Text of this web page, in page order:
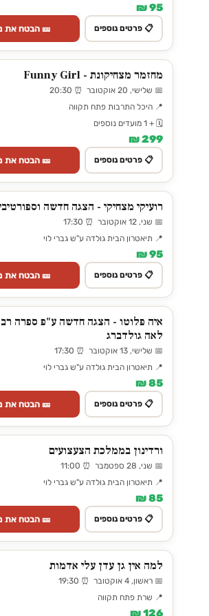
95 ₪
📋 פרטים נוספים 🎫 הבטח את
מחזמר מצחיקונת - Funny Girl
📅 שלישי, 20 אוקטובר ⏰ 20:30
📍 היכל התרבות פתח תקווה
🗓️ + 1 מועדים נוספים
299 ₪
📋 פרטים נוספים 🎫 הבטח את
רועיקי מצחיקי - הצגה חדשה
📅 שני, 12 אוקטובר ⏰ 17:30
📍 תיאטרון הבית גולדה ע"ש גברי לוי
95 ₪
📋 פרטים נוספים 🎫 הבטח את
איה פלוטו - הצגה חדשה ע"פ ספרה
לאה גולדברג
📅 שלישי, 13 אוקטובר ⏰ 17:30
📍 תיאטרון הבית גולדה ע"ש גברי לוי
85 ₪
📋 פרטים נוספים 🎫 הבטח את
ורדינון בממלכת הצעצועים
📅 שני, 28 ספטמבר ⏰ 11:00
📍 תיאטרון הבית גולדה ע"ש גברי לוי
85 ₪
📋 פרטים נוספים 🎫 הבטח את
למה אין גן עדן עלי אדמות
📅 ראשון, 4 אוקטובר ⏰ 19:30
📍 שרת פתח תקווה
126 ₪